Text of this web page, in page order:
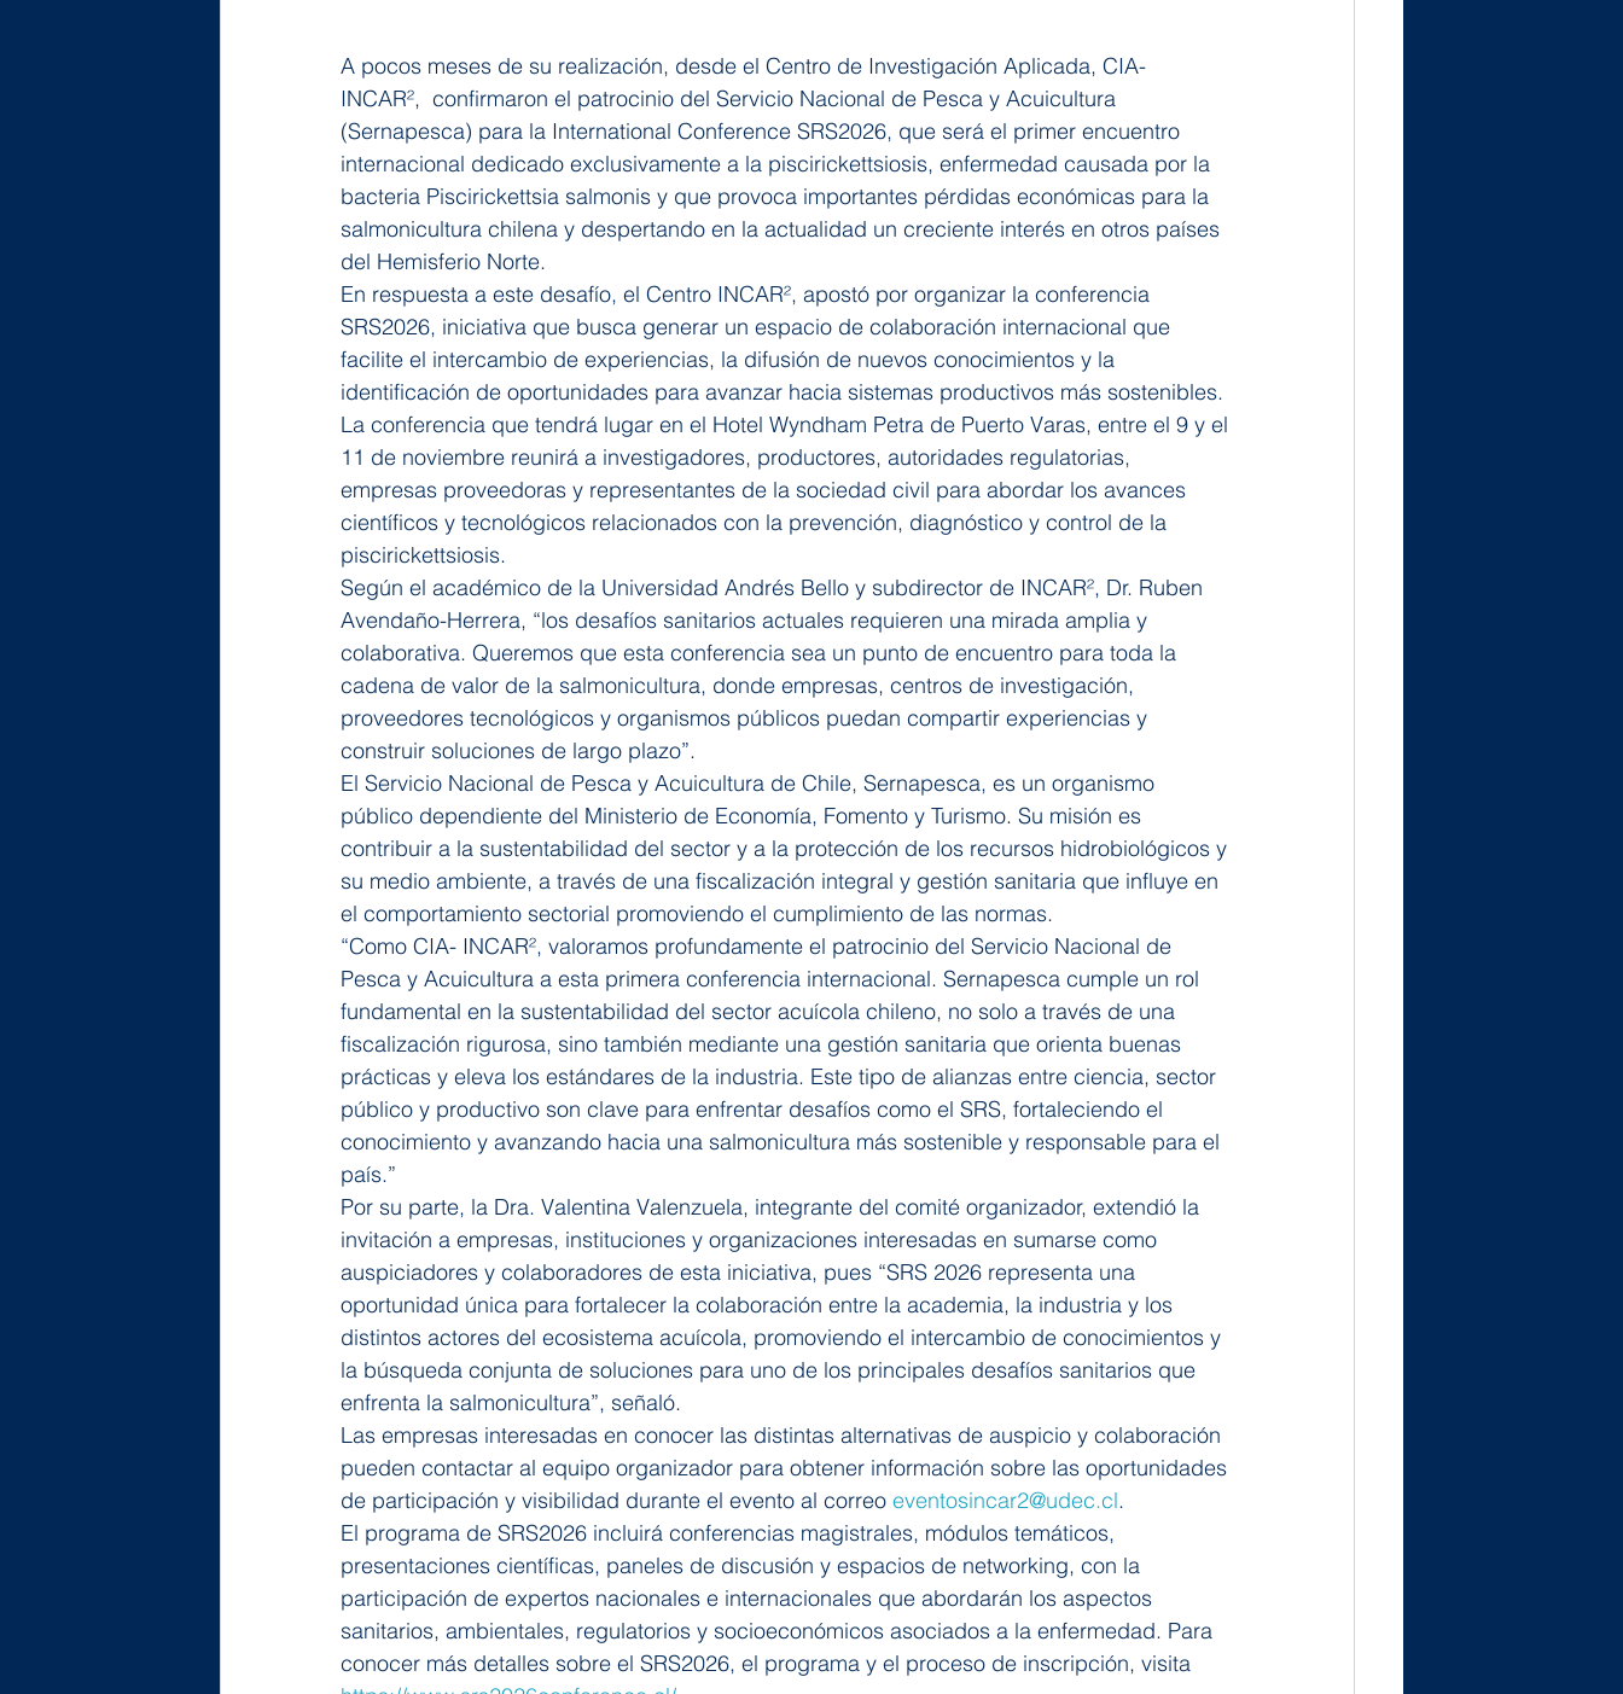
A pocos meses de su realización, desde el Centro de Investigación Aplicada, CIA-
INCAR²,  confirmaron el patrocinio del Servicio Nacional de Pesca y Acuicultura
(Sernapesca) para la International Conference SRS2026, que será el primer encuentro
internacional dedicado exclusivamente a la piscirickettsiosis, enfermedad causada por la
bacteria Piscirickettsia salmonis y que provoca importantes pérdidas económicas para la
salmonicultura chilena y despertando en la actualidad un creciente interés en otros países
del Hemisferio Norte.
En respuesta a este desafío, el Centro INCAR², apostó por organizar la conferencia
SRS2026, iniciativa que busca generar un espacio de colaboración internacional que
facilite el intercambio de experiencias, la difusión de nuevos conocimientos y la
identificación de oportunidades para avanzar hacia sistemas productivos más sostenibles.
La conferencia que tendrá lugar en el Hotel Wyndham Petra de Puerto Varas, entre el 9 y el
11 de noviembre reunirá a investigadores, productores, autoridades regulatorias,
empresas proveedoras y representantes de la sociedad civil para abordar los avances
científicos y tecnológicos relacionados con la prevención, diagnóstico y control de la
piscirickettsiosis.
Según el académico de la Universidad Andrés Bello y subdirector de INCAR², Dr. Ruben
Avendaño-Herrera, “los desafíos sanitarios actuales requieren una mirada amplia y
colaborativa. Queremos que esta conferencia sea un punto de encuentro para toda la
cadena de valor de la salmonicultura, donde empresas, centros de investigación,
proveedores tecnológicos y organismos públicos puedan compartir experiencias y
construir soluciones de largo plazo”.
El Servicio Nacional de Pesca y Acuicultura de Chile, Sernapesca, es un organismo
público dependiente del Ministerio de Economía, Fomento y Turismo. Su misión es
contribuir a la sustentabilidad del sector y a la protección de los recursos hidrobiológicos y
su medio ambiente, a través de una fiscalización integral y gestión sanitaria que influye en
el comportamiento sectorial promoviendo el cumplimiento de las normas.
“Como CIA- INCAR², valoramos profundamente el patrocinio del Servicio Nacional de
Pesca y Acuicultura a esta primera conferencia internacional. Sernapesca cumple un rol
fundamental en la sustentabilidad del sector acuícola chileno, no solo a través de una
fiscalización rigurosa, sino también mediante una gestión sanitaria que orienta buenas
prácticas y eleva los estándares de la industria. Este tipo de alianzas entre ciencia, sector
público y productivo son clave para enfrentar desafíos como el SRS, fortaleciendo el
conocimiento y avanzando hacia una salmonicultura más sostenible y responsable para el
país.”
Por su parte, la Dra. Valentina Valenzuela, integrante del comité organizador, extendió la
invitación a empresas, instituciones y organizaciones interesadas en sumarse como
auspiciadores y colaboradores de esta iniciativa, pues “SRS 2026 representa una
oportunidad única para fortalecer la colaboración entre la academia, la industria y los
distintos actores del ecosistema acuícola, promoviendo el intercambio de conocimientos y
la búsqueda conjunta de soluciones para uno de los principales desafíos sanitarios que
enfrenta la salmonicultura”, señaló.
Las empresas interesadas en conocer las distintas alternativas de auspicio y colaboración
pueden contactar al equipo organizador para obtener información sobre las oportunidades
de participación y visibilidad durante el evento al correo eventosincar2@udec.cl.
El programa de SRS2026 incluirá conferencias magistrales, módulos temáticos,
presentaciones científicas, paneles de discusión y espacios de networking, con la
participación de expertos nacionales e internacionales que abordarán los aspectos
sanitarios, ambientales, regulatorios y socioeconómicos asociados a la enfermedad. Para
conocer más detalles sobre el SRS2026, el programa y el proceso de inscripción, visita